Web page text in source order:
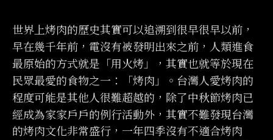
世界上烤肉的歷史其實可以追溯到很早很早以前，
早在幾千年前，電沒有被發明出來之前，人類進食
最原始的方式就是「用火烤」，其實也就等於現在
民眾最愛的食物之一：「烤肉」。台灣人愛烤肉的
程度可能是其他人很難超越的，除了中秋節烤肉已
經成為家家戶戶的例行活動外，其實不難發現台灣
的烤肉文化非常盛行，一年四季沒有不適合烤肉